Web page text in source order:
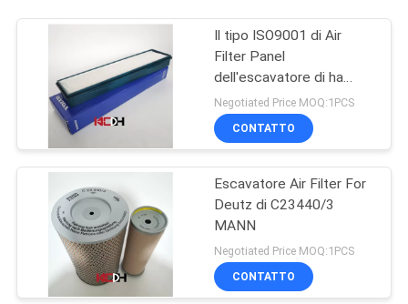
Il tipo ISO9001 di Air
Filter Panel
dell'escavatore di ha
approvato
Negotiated Price MOQ:1PCS
CONTATTO
Escavatore Air Filter For
Deutz di C23440/3
MANN
Negotiated Price MOQ:1PCS
CONTATTO